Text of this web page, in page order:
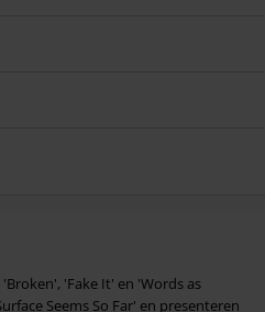
'Fake It' en 'Words as
Seems So Far' en presenteren